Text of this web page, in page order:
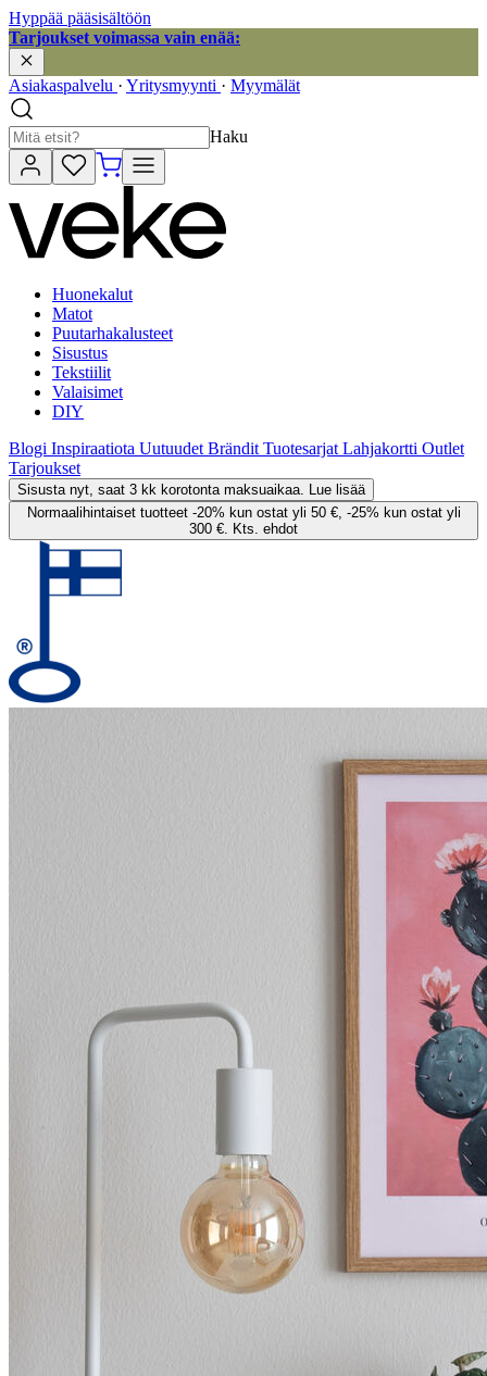
Hyppää pääsisältöön
Tarjoukset voimassa vain enää:
Asiakaspalvelu · Yritysmyynti · Myymälät
Haku
Huonekalut
Matot
Puutarhakalusteet
Sisustus
Tekstiilit
Valaisimet
DIY
Blogi Inspiraatiota Uutuudet Brändit Tuotesarjat Lahjakortti Outlet
Tarjoukset
Sisusta nyt, saat 3 kk korotonta maksuaikaa. Lue lisää
Normaalihintaiset tuotteet -20% kun ostat yli 50 €, -25% kun ostat yli
300 €. Kts. ehdot